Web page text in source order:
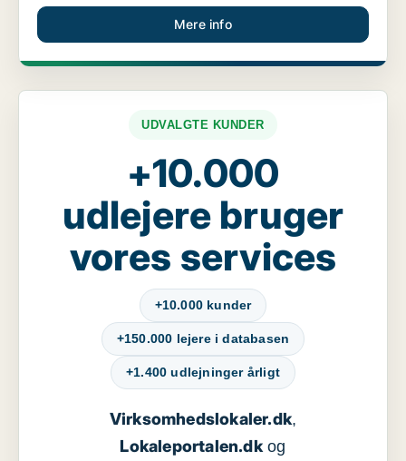
Mere info
UDVALGTE KUNDER
+10.000
udlejere bruger
vores services
+10.000 kunder
+150.000 lejere i databasen
+1.400 udlejninger årligt
Virksomhedslokaler.dk,
Lokaleportalen.dkog